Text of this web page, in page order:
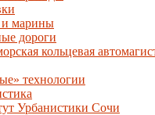
марины
дороги
кольцевая
технологии
Урбанистики Сочи